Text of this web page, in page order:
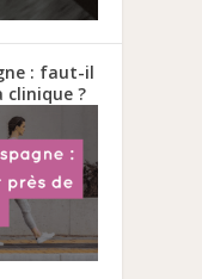
: faut-il
clinique ?